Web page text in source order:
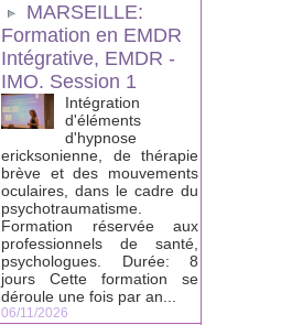
MARSEILLE:
Formation en EMDR
Intégrative, EMDR -
IMO. Session 1
Intégration
d'éléments
d'hypnose
ericksonienne, de thérapie
brève et des mouvements
oculaires, dans le cadre du
psychotraumatisme.
Formation réservée aux
professionnels de santé,
psychologues. Durée: 8
jours Cette formation se
déroule une fois par an...
06/11/2026